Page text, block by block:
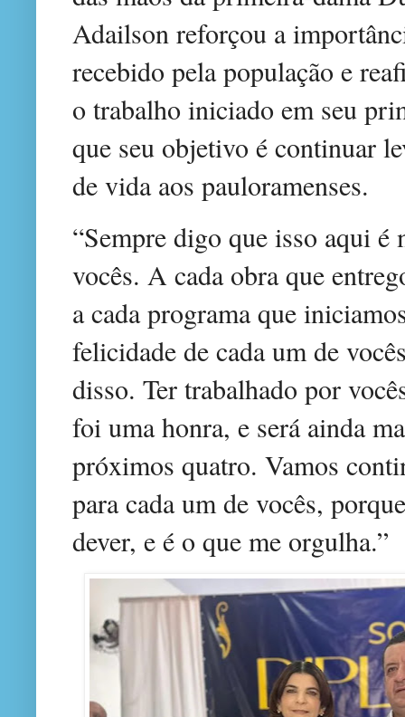
Adailson reforçou a
recebido pela população e
o trabalho iniciado em seu
que seu objetivo é continuar
de vida aos pauloramenses.
“Sempre digo que isso aqui
vocês. A cada obra que
a cada programa que
felicidade de cada um de
disso. Ter trabalhado por
foi uma honra, e será ainda
próximos quatro. Vamos
para cada um de vocês,
dever, e é o que me orgulha.”